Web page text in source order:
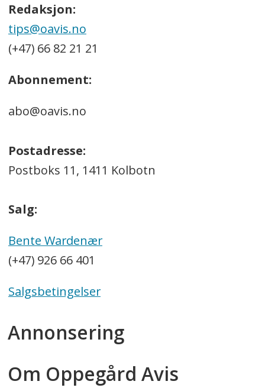
Redaksjon:
tips@oavis.no
(+47) 66 82 21 21
Abonnement:
abo@oavis.no
Postadresse:
Postboks 11, 1411 Kolbotn
Salg:
Bente Wardenær
(+47) 926 66 401
Salgsbetingelser
Annonsering
Om Oppegård Avis